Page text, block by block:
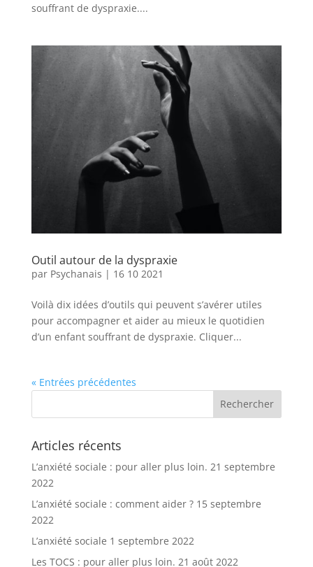
souffrant de dyspraxie....
Outil autour de la dyspraxie
par Psychanais | 16 10 2021
Voilà dix idées d’outils qui peuvent s’avérer utiles
pour accompagner et aider au mieux le quotidien
d’un enfant souffrant de dyspraxie. Cliquer...
« Entrées précédentes
Articles récents
L’anxiété sociale : pour aller plus loin. 21 septembre
2022
L’anxiété sociale : comment aider ? 15 septembre
2022
L’anxiété sociale 1 septembre 2022
Les TOCS : pour aller plus loin. 21 août 2022